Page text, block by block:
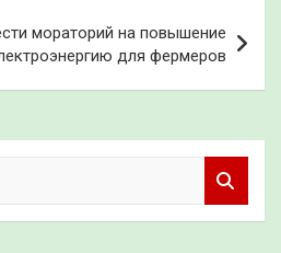
мораторий на повышение
для фермеров